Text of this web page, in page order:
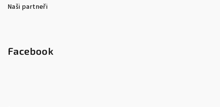
Naši partneři
Facebook